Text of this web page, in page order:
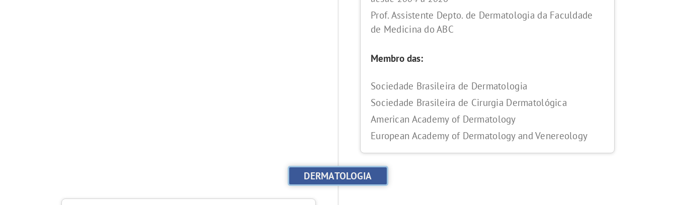
Prof. Assistente Depto. de Dermatologia da Faculdade
de Medicina do ABC
Membro das:
Sociedade Brasileira de Dermatologia
Sociedade Brasileira de Cirurgia Dermatológica
American Academy of Dermatology
European Academy of Dermatology and Venereology
DERMATOLOGIA